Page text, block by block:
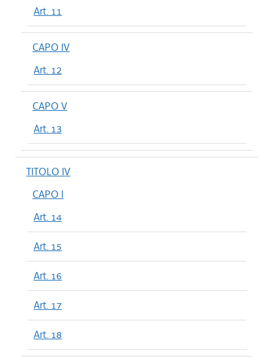
Art. 11
CAPO IV
Art. 12
CAPO V
Art. 13
TITOLO IV
CAPO I
Art. 14
Art. 15
Art. 16
Art. 17
Art. 18